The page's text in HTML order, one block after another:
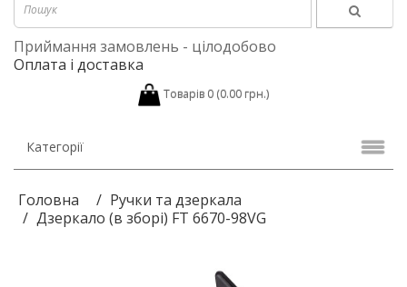
Приймання замовлень - цілодобово
Оплата і доставка
Товарів 0 (0.00 грн.)
Категорії
Головна
Ручки та дзеркала
Дзеркало (в зборі) FT 6670-98VG